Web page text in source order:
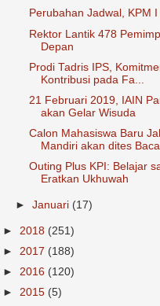
Perubahan Jadwal, KPM I
Rektor Lantik 478
Depan
Prodi Tadris IPS,
Kontribusi pada Fa...
21 Februari 2019, IAIN
akan Gelar Wisuda
Calon Mahasiswa Baru
Mandiri akan dites
Outing Plus KPI: Belajar
Eratkan Ukhuwah
►Januari (17)
► 2018 (251)
► 2017 (188)
► 2016 (120)
► 2015 (5)